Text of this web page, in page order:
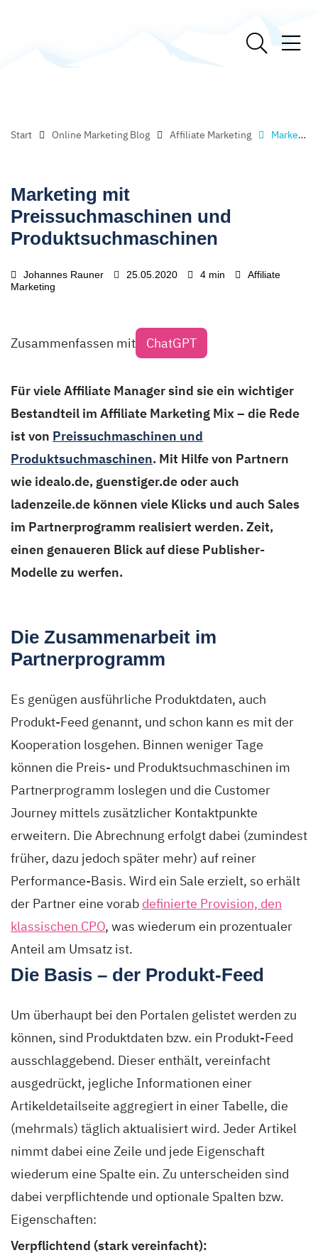
Start Online Marketing Blog Affiliate Marketing Marketing mit Preissuchmaschinen und Produktsuchmaschinen
Marketing mit
Preissuchmaschinen und
Produktsuchmaschinen
Johannes Rauner 25.05.2020 4 min
Affiliate
Marketing
Zusammenfassen mit ChatGPT
Für viele Affiliate Manager sind sie ein wichtiger
Bestandteil im Affiliate Marketing Mix – die Rede
ist von Preissuchmaschinen und
Produktsuchmaschinen. Mit Hilfe von Partnern
wie idealo.de, guenstiger.de oder auch
ladenzeile.de können viele Klicks und auch Sales
im Partnerprogramm realisiert werden. Zeit,
einen genaueren Blick auf diese Publisher-
Modelle zu werfen.
Die Zusammenarbeit im
Partnerprogramm
Es genügen ausführliche Produktdaten, auch
Produkt-Feed genannt, und schon kann es mit der
Kooperation losgehen. Binnen weniger Tage
können die Preis- und Produktsuchmaschinen im
Partnerprogramm loslegen und die Customer
Journey mittels zusätzlicher Kontaktpunkte
erweitern. Die Abrechnung erfolgt dabei (zumindest
früher, dazu jedoch später mehr) auf reiner
Performance-Basis. Wird ein Sale erzielt, so erhält
der Partner eine vorab definierte Provision, den
klassischen CPO, was wiederum ein prozentualer
Anteil am Umsatz ist.
Die Basis – der Produkt-Feed
Um überhaupt bei den Portalen gelistet werden zu
können, sind Produktdaten bzw. ein Produkt-Feed
ausschlaggebend. Dieser enthält, vereinfacht
ausgedrückt, jegliche Informationen einer
Artikeldetailseite aggregiert in einer Tabelle, die
(mehrmals) täglich aktualisiert wird. Jeder Artikel
nimmt dabei eine Zeile und jede Eigenschaft
wiederum eine Spalte ein. Zu unterscheiden sind
dabei verpflichtende und optionale Spalten bzw.
Eigenschaften:
Verpflichtend (stark vereinfacht):